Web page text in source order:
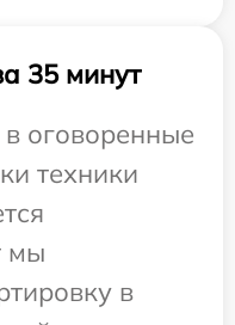
35 минут
оговоренные
техники
мы
в